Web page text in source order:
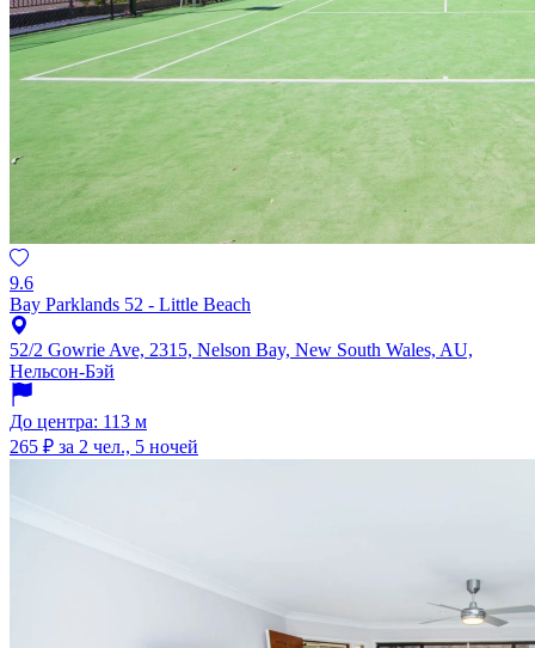
9.6
Bay Parklands 52 - Little Beach
52/2 Gowrie Ave, 2315, Nelson Bay, New South Wales, AU,
Нельсон-Бэй
До центра: 113 м
265 ₽ за 2 чел., 5 ночей